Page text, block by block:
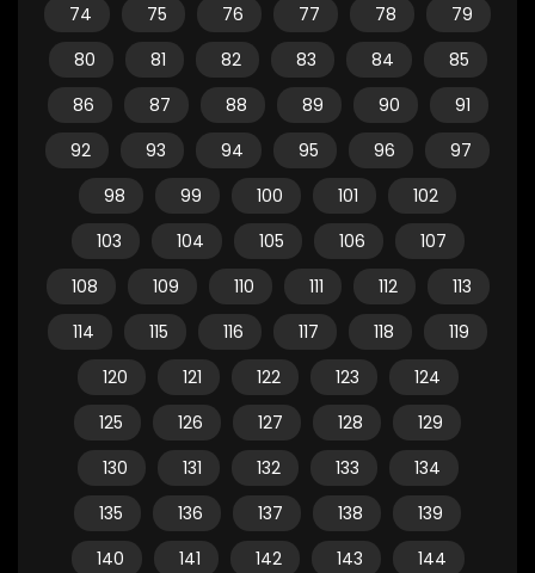
74
75 76 77 78
79
80
81 82 83 84
85
86
87 88 89 90
91
92
93 94 95 96
97
98
99 100 101
102
103
104 105 106
107
108
109 110 111 112
113
114
115 116 117 118
119
120
121 122 123
124
125
126 127 128
129
130
131 132 133
134
135
136 137 138
139
140
141 142 143
144